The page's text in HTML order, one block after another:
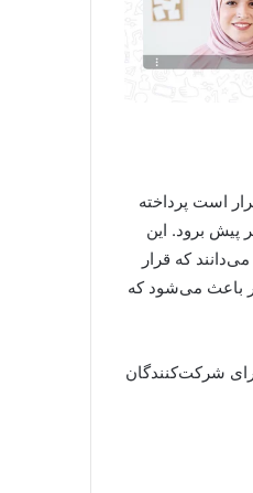
است پرداخته
پیش برود. این
که قرار
باعث می‌شود که
شرکت‌کنندگان